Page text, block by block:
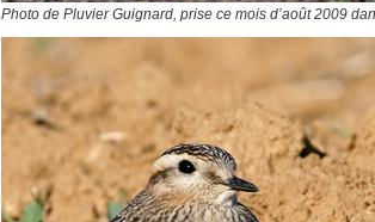
Photo de Pluvier Guignard, prise ce mois d’août 2009